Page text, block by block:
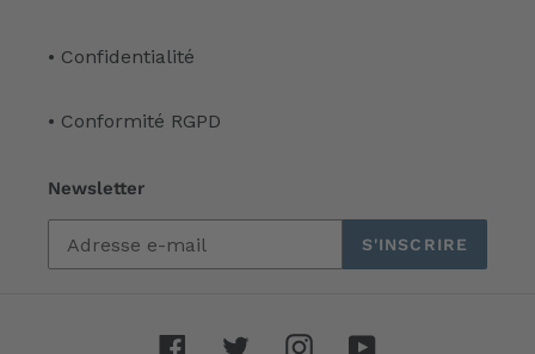
• Confidentialité
• Conformité RGPD
Newsletter
S'INSCRIRE
FacebookTwitterInstagram